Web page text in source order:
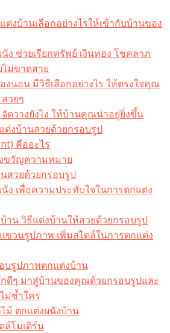
ต่งบ้านเลือกอย่างไรให้เข้ากับบ้านของ
ง ช่วยเรียกทรัพย์ เงินทอง โชคลาภ
ม่ขาดสาย
งนอน มีวิธีเลือกอย่างไร ให้ตรงใจคุณ
วยๆ
ดวางยังไง ให้บ้านคุณน่าอยู่ยิ่งขึ้น
ต่งบ้านสวยด้วยกรอบรูป
คืออะไร​
ขวัญความหมาย
สวยด้วยกรอบรูป
ง เพื่อความประทับใจในการตกแต่ง
าน วิธีแต่งบ้านให้สวยด้วยกรอบรูป
ขวนรูปภาพ เพิ่มสไตล์ในการตกแต่ง
บรูปภาพตกแต่งบ้าน
ดีๆ มาสู่บ้านของคุณด้วยกรอบรูปและ
ม่ซ้ำใคร
ม้ ตกแต่งผนังบ้าน
ล์โมเดิร์น